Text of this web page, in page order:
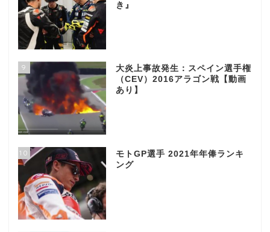
き』
9
大炎上事故発生：スペイン選手権
（CEV）2016アラゴン戦【動画
あり】
10
モトGP選手 2021年年俸ランキ
ング